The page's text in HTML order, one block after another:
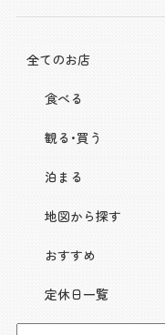
全てのお店
食べる
観る･買う
泊まる
地図から探す
おすすめ
定休日一覧